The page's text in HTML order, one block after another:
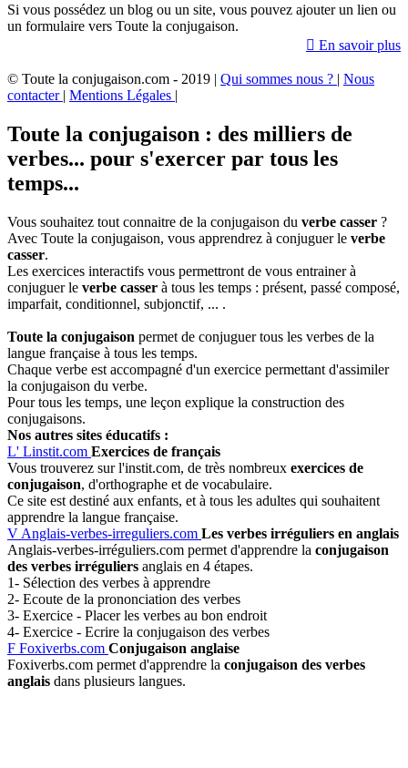
Si vous possédez un blog ou un site, vous pouvez ajouter un lien ou
un formulaire vers Toute la conjugaison.
 En savoir plus
© Toute la conjugaison.com - 2019 | Qui sommes nous ? | Nous
contacter | Mentions Légales |
Toute la conjugaison : des milliers de
verbes... pour s'exercer par tous les
temps...
Vous souhaitez tout connaitre de la conjugaison du verbe casser ?
Avec Toute la conjugaison, vous apprendrez à conjuguer le verbe
casser.
Les exercices interactifs vous permettront de vous entrainer à
conjuguer le verbe casser à tous les temps : présent, passé composé,
imparfait, conditionnel, subjonctif, ... .
Toute la conjugaison permet de conjuguer tous les verbes de la
langue française à tous les temps.
Chaque verbe est accompagné d'un exercice permettant d'assimiler
la conjugaison du verbe.
Pour tous les temps, une leçon explique la construction des
conjugaisons.
Nos autres sites éducatifs :
L' Linstit.com Exercices de français
Vous trouverez sur l'instit.com, de très nombreux exercices de
conjugaison, d'orthographe et de vocabulaire.
Ce site est destiné aux enfants, et à tous les adultes qui souhaitent
apprendre la langue française.
V Anglais-verbes-irreguliers.com Les verbes irréguliers en anglais
Anglais-verbes-irréguliers.com permet d'apprendre la conjugaison
des verbes irréguliers anglais en 4 étapes.
1- Sélection des verbes à apprendre
2- Ecoute de la prononciation des verbes
3- Exercice - Placer les verbes au bon endroit
4- Exercice - Ecrire la conjugaison des verbes
F Foxiverbs.com Conjugaison anglaise
Foxiverbs.com permet d'apprendre la conjugaison des verbes
anglais dans plusieurs langues.